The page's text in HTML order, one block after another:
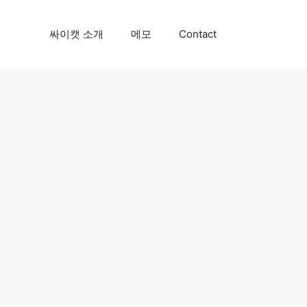
싸이캣 소개 메모 Contact